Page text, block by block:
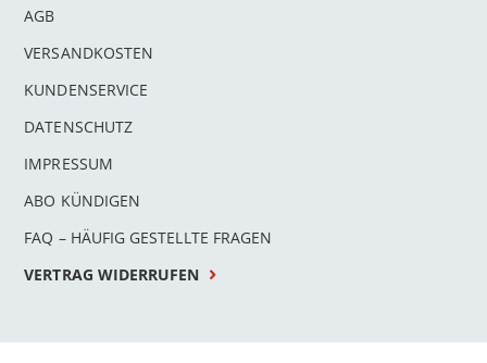
AGB
VERSANDKOSTEN
KUNDENSERVICE
DATENSCHUTZ
IMPRESSUM
ABO KÜNDIGEN
FAQ – HÄUFIG GESTELLTE FRAGEN
VERTRAG WIDERRUFEN